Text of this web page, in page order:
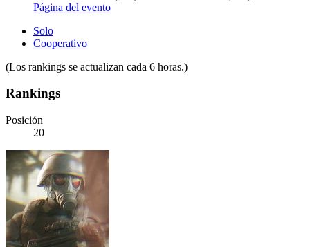
Página del evento
Solo
Cooperativo
(Los rankings se actualizan cada 6 horas.)
Rankings
Posición
20